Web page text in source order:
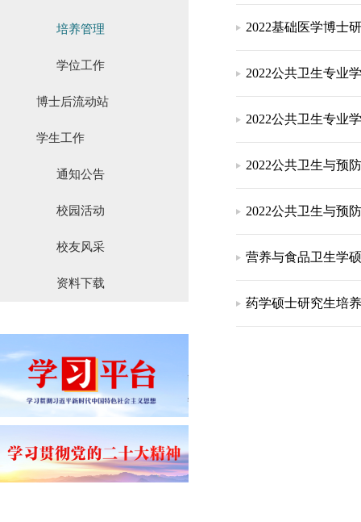
培养管理
学位工作
博士后流动站
学生工作
通知公告
校园活动
校友风采
资料下载
2022基础医学博士
2022公共卫生专业
2022公共卫生专业
2022公共卫生与预
2022公共卫生与预
营养与食品卫生学
药学硕士研究生培